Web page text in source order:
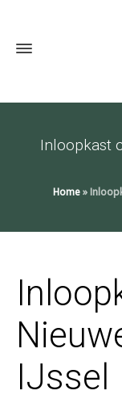
Inloopkast
Home»
IJssel